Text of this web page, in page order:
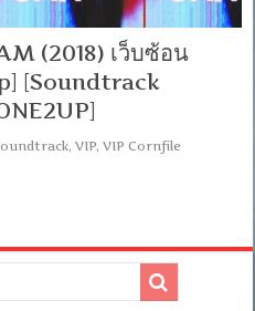
(2018) เว็บซ้อน
[Soundtrack
,VIP,VIP Cornfile